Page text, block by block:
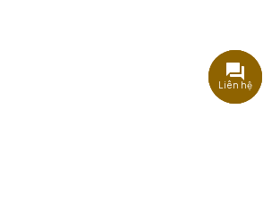
Liên hệ